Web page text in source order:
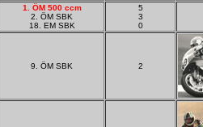
1. ÖM 500 ccm
2. ÖM SBK
18. EM SBK
5
3
0
9. ÖM SBK 2